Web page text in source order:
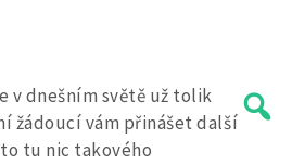
v dnešním světě už tolik
žádoucí vám přinášet další
tu nic takového